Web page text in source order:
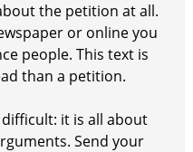
the petition at all.
or online you
people. This text is
than a petition.
it is all about
Send your